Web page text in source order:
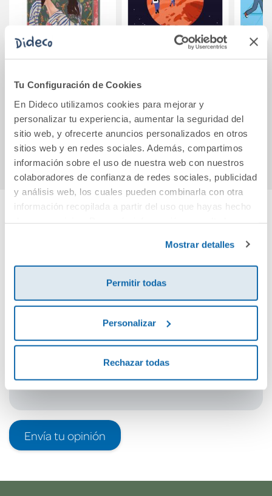
Tu Configuración de Cookies
En Dideco utilizamos cookies para mejorar y
personalizar tu experiencia, aumentar la seguridad del
sitio web, y ofrecerte anuncios personalizados en otros
sitios web y en redes sociales. Además, compartimos
información sobre el uso de nuestra web con nuestros
colaboradores de confianza de redes sociales, publicidad
y análisis web, los cuales pueden combinarla con otra
información recopilada a partir del uso que hayas hecho
Mostrar detalles
Permitir todas
Personalizar
Rechazar todas
22,90€
Comprar
19,90€
Comprar
Cuéntanos tu opinión
¡Sé el primero en valorar este producto!
Debes iniciar sesión para poder valorarlo
Envía tu opinión